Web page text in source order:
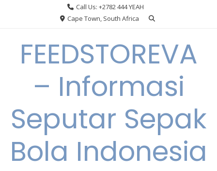
Call Us: +2782 444 YEAH
Cape Town, South Africa
FEEDSTOREVA
– Informasi
Seputar Sepak
Bola Indonesia